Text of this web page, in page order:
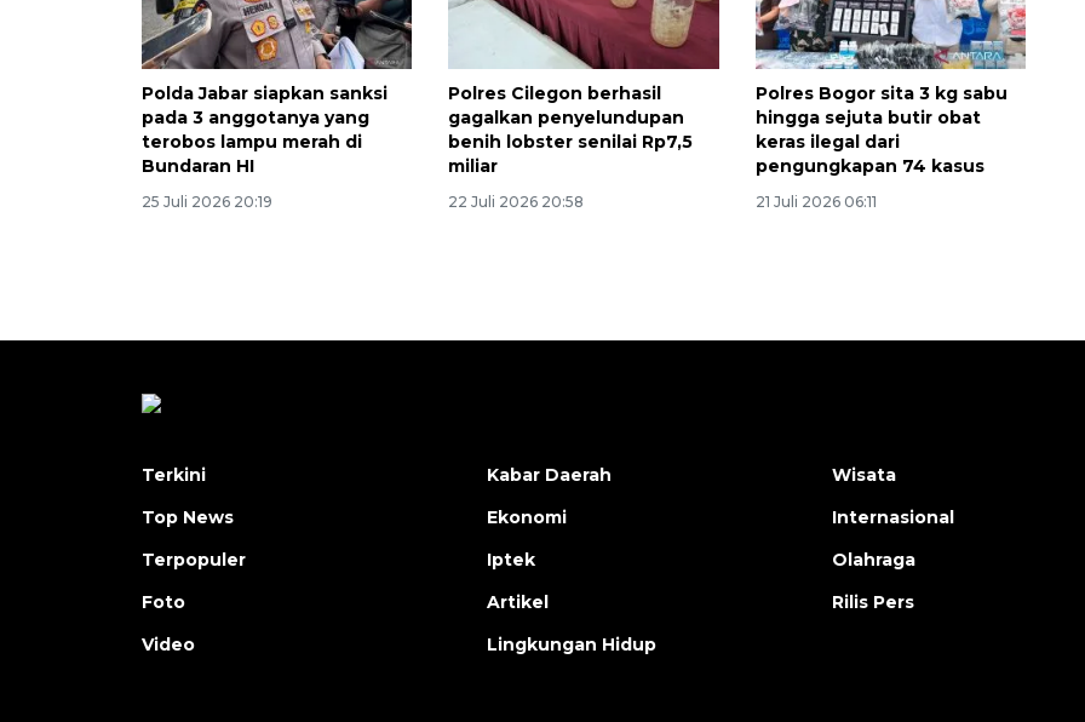
Polda Jabar siapkan sanksi
pada 3 anggotanya yang
terobos lampu merah di
Bundaran HI
25 Juli 2026 20:19
Polres Cilegon berhasil
gagalkan penyelundupan
benih lobster senilai Rp7,5
miliar
22 Juli 2026 20:58
Polres Bogor sita 3 kg sabu
hingga sejuta butir obat
keras ilegal dari
pengungkapan 74 kasus
21 Juli 2026 06:11
Ekonomi triwulan II-2026
tumbuh 5,29 persen
Terkini
Top News
Terpopuler
Foto
Video
Kabar Daerah
Ekonomi
Iptek
Artikel
Lingkungan Hidup
Wisata
Internasional
Olahraga
Rilis Pers